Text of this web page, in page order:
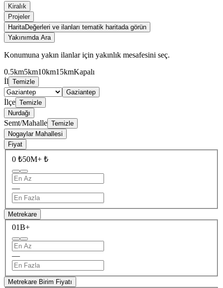
Kiralık
Projeler
HaritaDeğerleri ve ilanları tematik haritada görün
Yakınımda Ara
Konumuna yakın ilanlar için yakınlık mesafesini seç.
0.5km5km10km15kmKapalı
İl Temizle
Gaziantep
İlçe Temizle
Nurdağı
Semt/Mahalle Temizle
Nogaylar Mahallesi
Fiyat
0 ₺50M+ ₺
—
Metrekare
01B+
—
Metrekare Birim Fiyatı